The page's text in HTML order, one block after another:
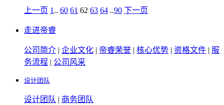
上一页 1 .. 60 61 62 63 64 ..90 下一页
走进帝睿
公司简介 | 企业文化 | 帝睿荣誉 | 核心优势 | 资格文件 | 服
务流程 | 公司风采
设计团队
设计团队 | 商务团队